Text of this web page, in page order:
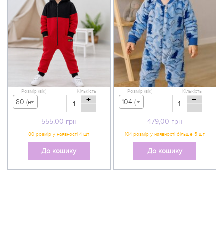
555,00 грн
Розмір (вік)
80 (вік 9-12 міс) - 555,00 грн
Кількість
+
-
До кошику
479,00 грн
Розмір (вік)
104 (вік 3-4 р) - 479,00 грн
Кількість
+
-
До кошику